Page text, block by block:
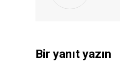
Bir yanıt yazın